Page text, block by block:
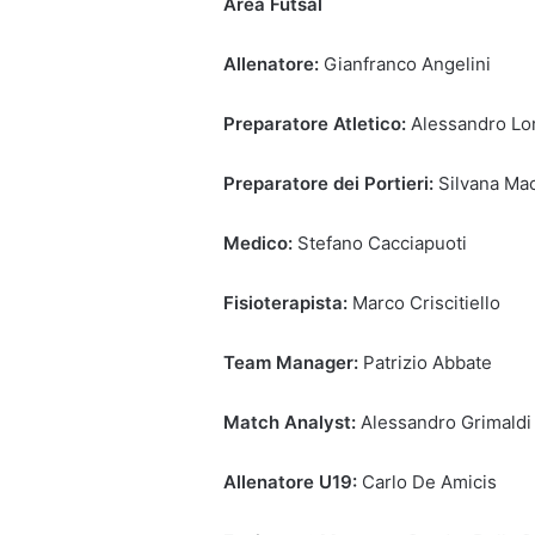
Allenatore: Gianfranco Angelini
Preparatore Atletico: Alessandro
Preparatore dei Portieri: Silvana
Medico: Stefano Cacciapuoti
Fisioterapista: Marco Criscitiello
Team Manager: Patrizio Abbate
Match Analyst: Alessandro Grimaldi
Allenatore U19: Carlo De Amicis